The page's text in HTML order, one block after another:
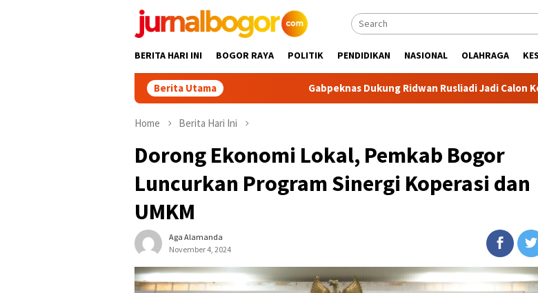
BERITA HARI INI BOGOR RAYA POLITIK PENDIDIKAN NASIONAL OLAHRAGA
Berita Utama Gabpeknas Dukung Ridwan Rusliadi Jadi Calon Ketua Kadin
Home Berita Hari Ini
Dorong Ekonomi Lokal, Pemkab Bogor
Luncurkan Program Sinergi Koperasi dan
UMKM
Aga Alamanda
November 4, 2024